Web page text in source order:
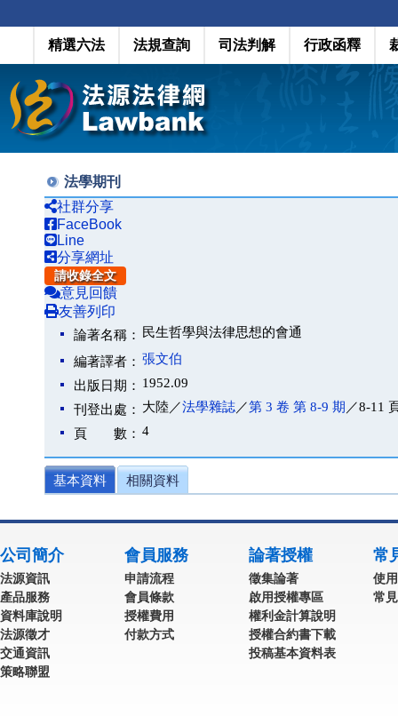
精選六法 法規查詢 司法判解 行政函釋
法學期刊
社群分享
FaceBook
Line
分享網址
請收錄全文
意見回饋
友善列印
論著名稱： 民生哲學與法律思想的會通
編著譯者： 張文伯
出版日期： 1952.09
刊登出處： 大陸／法學雜誌／第 3 卷 第 8-9 期 ／8-11
頁 數： 4
基本資料 相關資料
公司簡介
法源資訊
產品服務
資料庫說明
法源徵才
交通資訊
策略聯盟
會員服務
申請流程
會員條款
授權費用
付款方式
論著授權
徵集論著
啟用授權專區
權利金計算說明
授權合約書下載
投稿基本資料表
常
使
常